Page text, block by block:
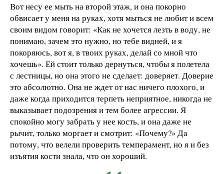
Вот несу ее мыть на второй этаж, и она покорно
обвисает у меня на руках, хотя мыться не любит и всем
своим видом говорит: «Как не хочется лезть в воду, не
понимаю, зачем это нужно, но тебе видней, и я
покоряюсь, вот я, в твоих руках, делай со мной что
хочешь». Ей стоит только дернуться, чтобы я полетела
с лестницы, но она этого не сделает: доверяет. Доверие
это абсолютно. Она не ждет от нас ничего плохого, и
даже когда приходится терпеть неприятное, никогда не
выказывает подозрения и тем более агрессии. Я
спокойно могу забрать у нее кость, и она даже не
рычит, только моргает и смотрит: «Почему?» Да
потому, что велели проверить темперамент, но я и без
изъятия кости знала, что он хороший.